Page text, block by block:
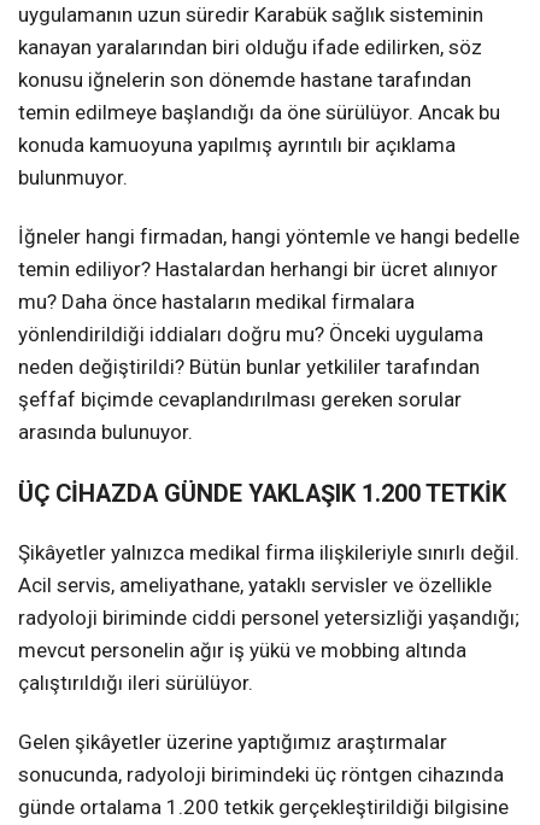
uygulamanın uzun süredir Karabük sağlık sisteminin
kanayan yaralarından biri olduğu ifade edilirken, söz
konusu iğnelerin son dönemde hastane tarafından
temin edilmeye başlandığı da öne sürülüyor. Ancak bu
konuda kamuoyuna yapılmış ayrıntılı bir açıklama
bulunmuyor.
İğneler hangi firmadan, hangi yöntemle ve hangi bedelle
temin ediliyor? Hastalardan herhangi bir ücret alınıyor
mu? Daha önce hastaların medikal firmalara
yönlendirildiği iddiaları doğru mu? Önceki uygulama
neden değiştirildi? Bütün bunlar yetkililer tarafından
şeffaf biçimde cevaplandırılması gereken sorular
arasında bulunuyor.
ÜÇ CİHAZDA GÜNDE YAKLAŞIK 1.200 TETKİK
Şikâyetler yalnızca medikal firma ilişkileriyle sınırlı değil.
Acil servis, ameliyathane, yataklı servisler ve özellikle
radyoloji biriminde ciddi personel yetersizliği yaşandığı;
mevcut personelin ağır iş yükü ve mobbing altında
çalıştırıldığı ileri sürülüyor.
Gelen şikâyetler üzerine yaptığımız araştırmalar
sonucunda, radyoloji birimindeki üç röntgen cihazında
günde ortalama 1.200 tetkik gerçekleştirildiği bilgisine